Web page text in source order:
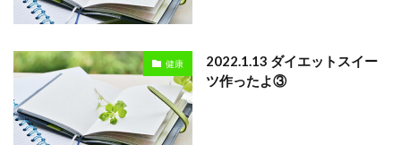
健康
2022.1.13 ダイエットスイー
ツ作ったよ③